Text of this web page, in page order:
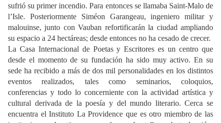
sufrió su primer incendio. Para entonces se llamaba Saint-Malo de
l’Isle. Posteriormente Siméon Garangeau, ingeniero militar y
malouinse, junto con Vauban refortificarán la ciudad ampliando
su espacio a 24 hectáreas; desde entonces no ha cesado de crecer.
La Casa Internacional de Poetas y Escritores es un centro que
desde el momento de su fundación ha sido muy activo. En su
sede ha recibido a más de dos mil personalidades en los distintos
eventos realizados, tales como seminarios, coloquios,
conferencias y todo lo concerniente con la actividad artística y
cultural derivada de la poesía y del mundo literario. Cerca se
encuentra el Instituto La Providence que es otro miembro de las